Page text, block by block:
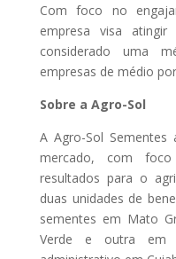
Com foco no
empresa visa
considerado uma
empresas de médio
Sobre a Agro-Sol
A Agro-Sol
mercado, com
resultados para o
duas unidades de
sementes em Mato
Verde e outra em